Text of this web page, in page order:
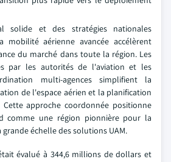
solide et des stratégies nationales
mobilité aérienne avancée accélèrent
du marché dans toute la région. Les
par les autorités de l'aviation et les
multi-agences simplifient la
de l'espace aérien et la planification
Cette approche coordonnée positionne
comme une région pionnière pour la
échelle des solutions UAM.
évalué à 344,6 millions de dollars et